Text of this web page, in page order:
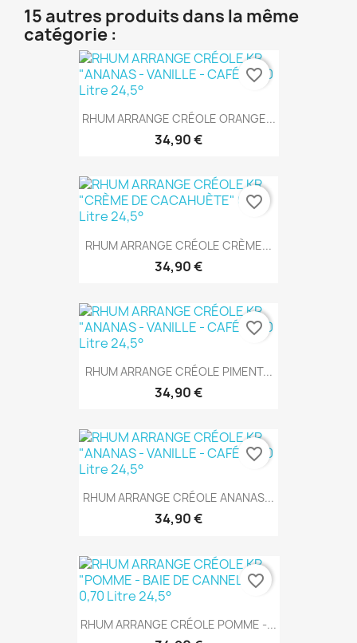
15 autres produits dans la même
catégorie :
RHUM ARRANGE CRÉOLE ORANGE...
34,90 €
favorite_border
RHUM ARRANGE CRÉOLE CRÈME...
34,90 €
favorite_border
RHUM ARRANGE CRÉOLE PIMENT...
34,90 €
favorite_border
RHUM ARRANGE CRÉOLE ANANAS...
34,90 €
favorite_border
RHUM ARRANGE CRÉOLE POMME -...
favorite_border